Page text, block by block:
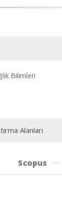
Bilimleri
Alanları
Scopus